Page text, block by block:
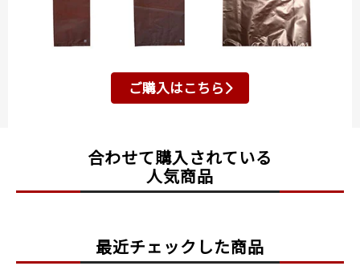
ご購入はこちら
合わせて購入されている
人気商品
最近チェックした商品